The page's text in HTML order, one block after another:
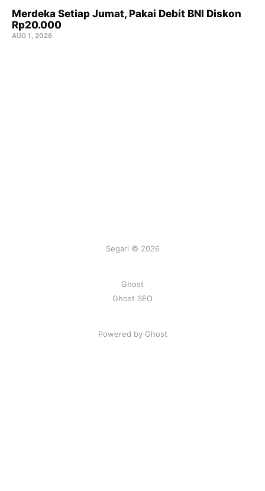
Merdeka Setiap Jumat, Pakai Debit BNI Diskon
Rp20.000
AUG 1, 2026
Segari © 2026
Ghost
Ghost SEO
Powered by Ghost